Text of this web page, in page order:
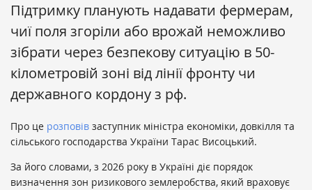
Підтримку планують надавати фермерам,
чиї поля згоріли або врожай неможливо
зібрати через безпекову ситуацію в 50-
кілометровій зоні від лінії фронту чи
державного кордону з рф.
Про це розповів заступник міністра економіки, довкілля та
сільського господарства України Тарас Висоцький.
За його словами, з 2026 року в Україні діє порядок
визначення зон ризикового землеробства, який враховує